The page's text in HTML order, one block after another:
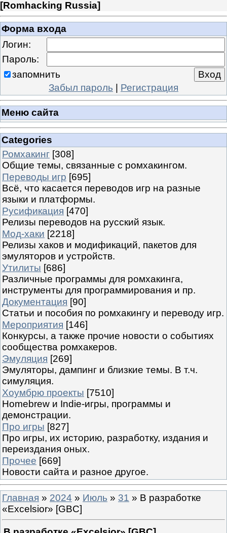
[Romhacking Russia]
Форма входа
Логин:
Пароль:
запомнить
Забыл пароль | Регистрация
Меню сайта
Categories
Ромхакинг [308]
Общие темы, связанные с ромхакингом.
Переводы игр [695]
Всё, что касается переводов игр на разные
языки и платформы.
Русификация [470]
Релизы переводов на русский язык.
Мод-хаки [2218]
Релизы хаков и модификаций, пакетов для
эмуляторов и устройств.
Утилиты [686]
Различные программы для ромхакинга,
инструменты для программирования и пр.
Документация [90]
Статьи и пособия по ромхакингу и переводу игр.
Мероприятия [146]
Конкурсы, а также прочие новости о событиях
сообщества ромхакеров.
Эмуляция [269]
Эмуляторы, дампинг и близкие темы. В т.ч.
симуляция.
Хоумбрю проекты [7510]
Homebrew и Indie-игры, программы и
демонстрации.
Про игры [827]
Про игры, их историю, разработку, издания и
переиздания оных.
Прочее [669]
Новости сайта и разное другое.
Главная » 2024 » Июль » 31 » В разработке
«Excelsior» [GBC]